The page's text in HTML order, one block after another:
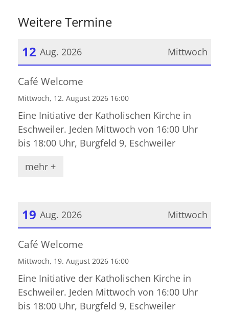
Weitere Termine
Mittwoch
12 Aug. 2026
Datum: 12. August 2026
Café Welcome
Mittwoch, 12. August 2026 16:00
Eine Initiative der Katholischen Kirche in
Eschweiler. Jeden Mittwoch von 16:00 Uhr
bis 18:00 Uhr, Burgfeld 9, Eschweiler
mehr +
Mittwoch
19 Aug. 2026
Datum: 19. August 2026
Café Welcome
Mittwoch, 19. August 2026 16:00
Eine Initiative der Katholischen Kirche in
Eschweiler. Jeden Mittwoch von 16:00 Uhr
bis 18:00 Uhr, Burgfeld 9, Eschweiler